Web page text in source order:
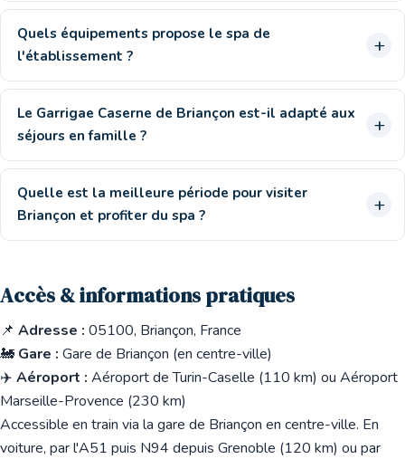
Quels équipements propose le spa de
l'établissement ?
Le Garrigae Caserne de Briançon est-il adapté aux
séjours en famille ?
Quelle est la meilleure période pour visiter
Briançon et profiter du spa ?
Accès & informations pratiques
📌 Adresse : 05100, Briançon, France
🚂 Gare : Gare de Briançon (en centre-ville)
✈️ Aéroport : Aéroport de Turin-Caselle (110 km) ou Aéroport
Marseille-Provence (230 km)
Accessible en train via la gare de Briançon en centre-ville. En
voiture, par l'A51 puis N94 depuis Grenoble (120 km) ou par